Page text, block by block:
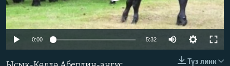
ЭЖЕ-СИҢДИЛЕР
АЗАТТЫК+
ОНЛАЙН ШЕРИНЕ
0:00 5:32
240p
Түз линк